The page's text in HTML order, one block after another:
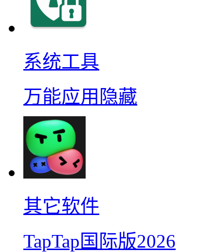
系统工具
万能应用隐藏
其它软件
TapTap国际版2026